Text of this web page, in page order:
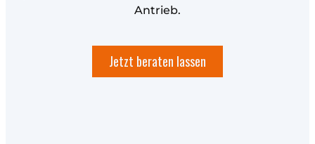
Antrieb.
Jetzt beraten lassen